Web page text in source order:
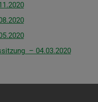
– 04.03.2020